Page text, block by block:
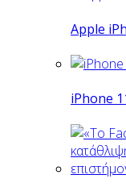
Apple
iPhone